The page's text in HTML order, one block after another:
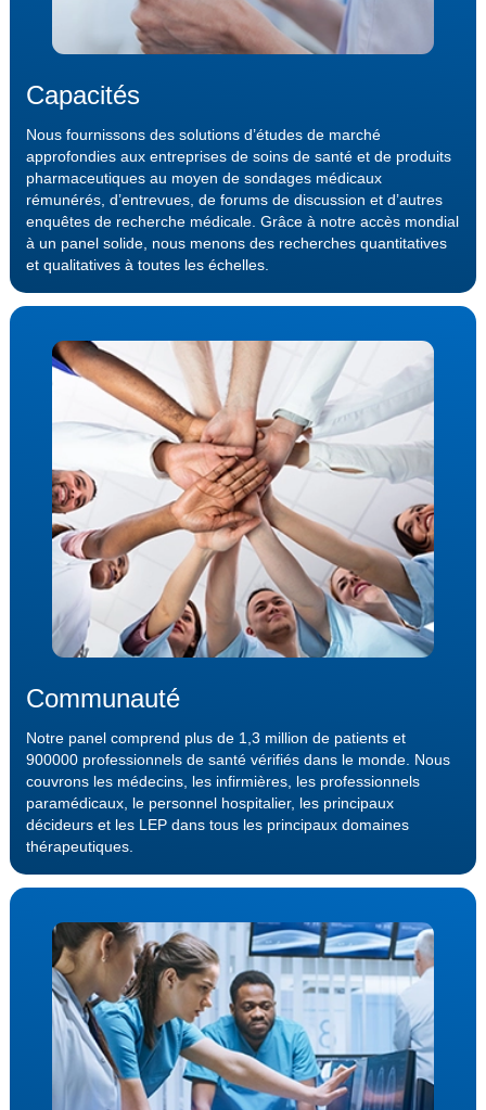
Capacités
Nous fournissons des solutions d’études de marché
approfondies aux entreprises de soins de santé et de produits
pharmaceutiques au moyen de sondages médicaux
rémunérés, d’entrevues, de forums de discussion et d’autres
enquêtes de recherche médicale. Grâce à notre accès mondial
à un panel solide, nous menons des recherches quantitatives
et qualitatives à toutes les échelles.
Communauté
Notre panel comprend plus de 1,3 million de patients et
900000 professionnels de santé vérifiés dans le monde. Nous
couvrons les médecins, les infirmières, les professionnels
paramédicaux, le personnel hospitalier, les principaux
décideurs et les LEP dans tous les principaux domaines
thérapeutiques.